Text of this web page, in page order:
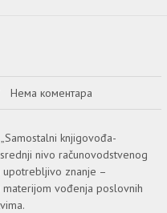
Нема коментара
knjigovođa-
nivo računovodstvenog
upotrebljivo znanje –
vođenja poslovnih